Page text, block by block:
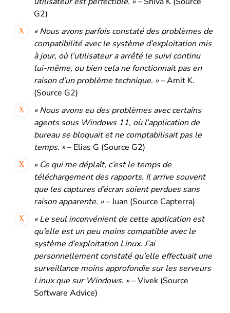
G2)
« Nous avons parfois constaté des problèmes de
compatibilité avec le système d’exploitation mis
à jour, où l’utilisateur a arrêté le suivi continu
lui-même, ou bien cela ne fonctionnait pas en
raison d’un problème technique. »– Amit K.
(Source G2)
« Nous avons eu des problèmes avec certains
agents sous Windows 11, où l’application de
bureau se bloquait et ne comptabilisait pas le
temps. »– Elias G (Source G2)
« Ce qui me déplaît, c’est le temps de
téléchargement des rapports. Il arrive souvent
que les captures d’écran soient perdues sans
raison apparente. »– Juan (Source Capterra)
« Le seul inconvénient de cette application est
qu’elle est un peu moins compatible avec le
système d’exploitation Linux. J’ai
personnellement constaté qu’elle effectuait une
surveillance moins approfondie sur les serveurs
Linux que sur Windows. »– Vivek (Source
Software Advice)